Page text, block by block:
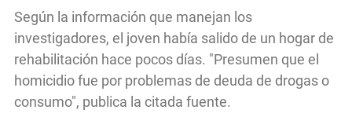
Según la información que manejan los
investigadores, el joven había salido de un hogar de
rehabilitación hace pocos días. "Presumen que el
homicidio fue por problemas de deuda de drogas o
consumo", publica la citada fuente.